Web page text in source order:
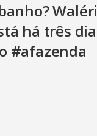
há três
#afazenda